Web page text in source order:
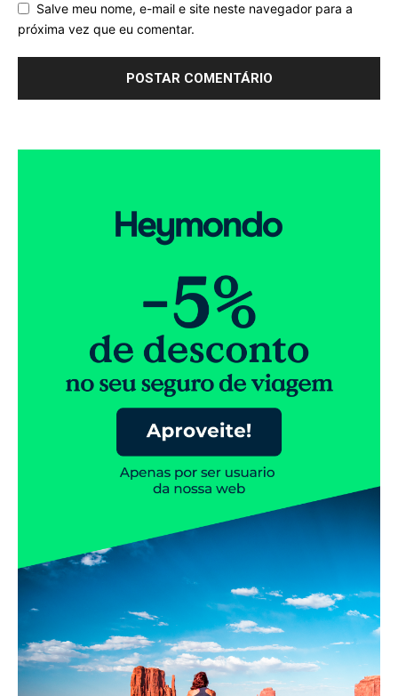
Salve meu nome, e-mail e site neste navegador para a
próxima vez que eu comentar.